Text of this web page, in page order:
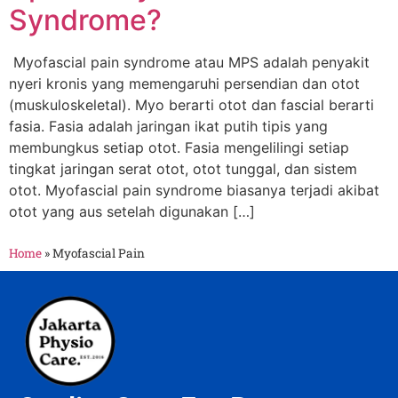
Syndrome?
Myofascial pain syndrome atau MPS adalah penyakit
nyeri kronis yang memengaruhi persendian dan otot
(muskuloskeletal). Myo berarti otot dan fascial berarti
fasia. Fasia adalah jaringan ikat putih tipis yang
membungkus setiap otot. Fasia mengelilingi setiap
tingkat jaringan serat otot, otot tunggal, dan sistem
otot. Myofascial pain syndrome biasanya terjadi akibat
otot yang aus setelah digunakan […]
Home »Myofascial Pain